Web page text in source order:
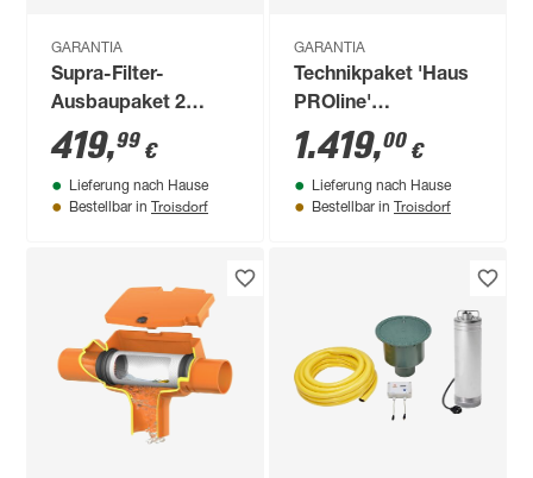
GARANTIA
Supra-Filter-
Ausbaupaket 2
'Columbus' mit
gebogenem Abgang
419,99 €
Lieferung nach Hause
Bestellbar in Troisdorf
GARANTIA
Technikpaket 'Haus
PROline'
Regenwassernutzung
1.419,00 €
Lieferung nach Hause
Bestellbar in Troisdorf